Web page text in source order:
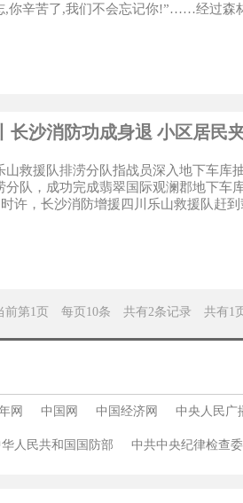
,你辛苦了,我们不会忘记你!”……经过森
长沙消防功成身退 小区居民
山救援队排涝分队指战员深入地下车库
分队，成功完成翡翠国际观澜郡地下
许，长沙消防增援四川乐山救援队赶
第1页 每页10条 共有2条记录 共有1
网 中国网 中国经济网 中央人民广
人民共和国国防部 中共中央纪律检查